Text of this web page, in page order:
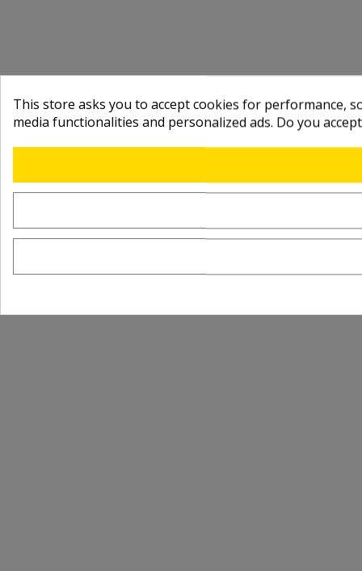
This store asks you to accept cookies for performance,
media functionalities and personalized ads. Do you